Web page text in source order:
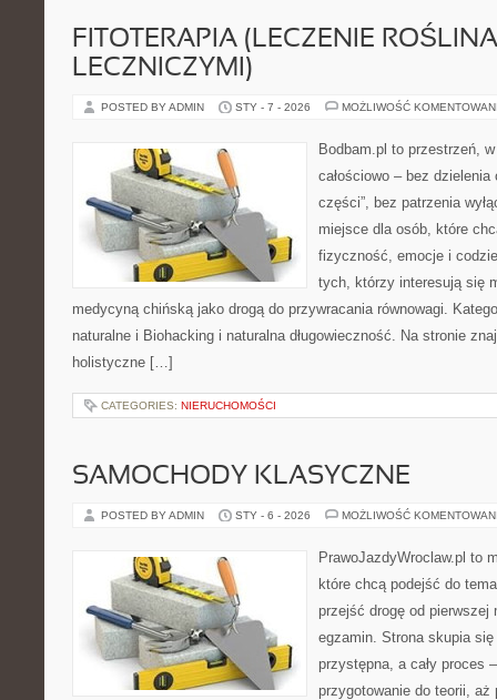
FITOTERAPIA (LECZENIE
LECZNICZYMI)
POSTED BY ADMIN STY - 7 - 2026 MOŻLIWOŚĆ
Bodbam.pl to przestrzeń,
całościowo – bez dzielenia
części”, bez patrzenia
miejsce dla osób, które
fizyczność, emocje i
tych, którzy interesują się
medycyną chińską jako drogą do przywracania równowagi.
naturalne i Biohacking i naturalna długowieczność. Na stronie
holistyczne […]
CATEGORIES: NIERUCHOMOŚCI
SAMOCHODY KLASYCZNE
POSTED BY ADMIN STY - 6 - 2026 MOŻLIWOŚĆ
PrawoJazdyWroclaw.pl to
które chcą podejść do
przejść drogę od
egzamin. Strona skupia
przystępna, a cały proces
przygotowanie do teorii,